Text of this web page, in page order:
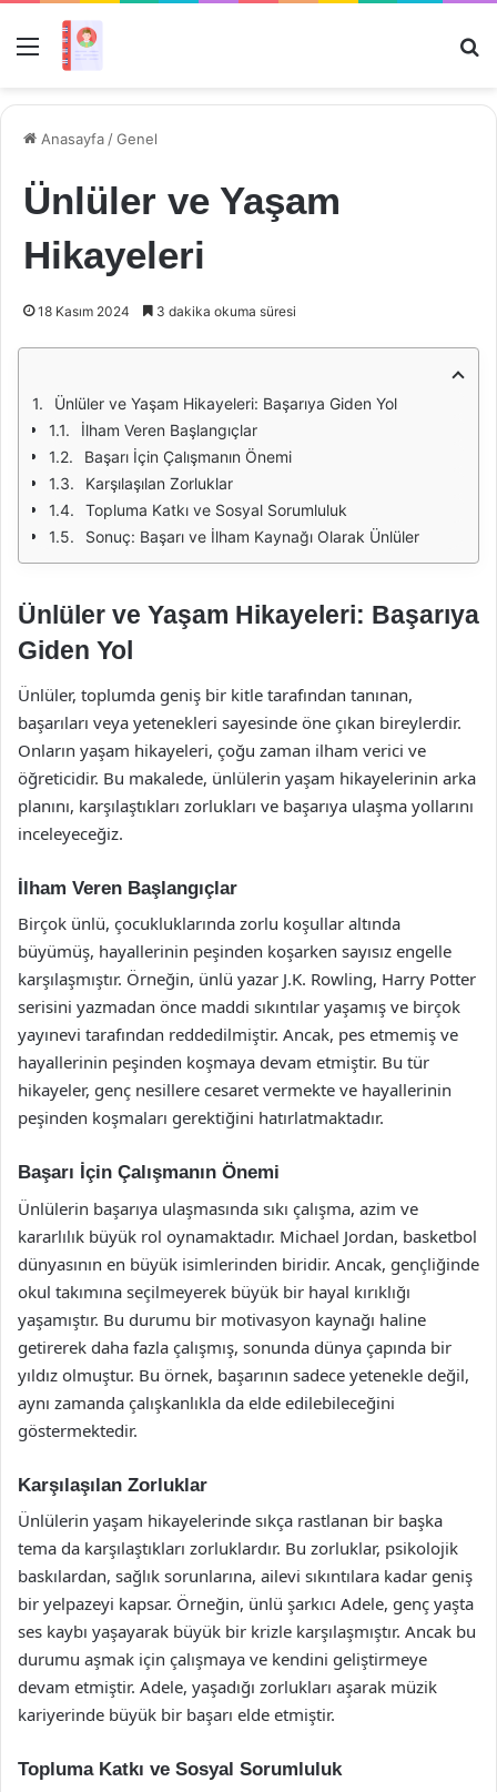
Menü
Anasayfa /Genel
Ünlüler ve Yaşam
Hikayeleri
18 Kasım 2024 3 dakika okuma süresi
Ünlüler ve Yaşam Hikayeleri: Başarıya Giden Yol
İlham Veren Başlangıçlar
Başarı İçin Çalışmanın Önemi
Karşılaşılan Zorluklar
Topluma Katkı ve Sosyal Sorumluluk
Sonuç: Başarı ve İlham Kaynağı Olarak Ünlüler
Ünlüler ve Yaşam Hikayeleri: Başarıya
Giden Yol
Ünlüler, toplumda geniş bir kitle tarafından tanınan,
başarıları veya yetenekleri sayesinde öne çıkan bireylerdir.
Onların yaşam hikayeleri, çoğu zaman ilham verici ve
öğreticidir. Bu makalede, ünlülerin yaşam hikayelerinin arka
planını, karşılaştıkları zorlukları ve başarıya ulaşma yollarını
inceleyeceğiz.
İlham Veren Başlangıçlar
Birçok ünlü, çocukluklarında zorlu koşullar altında
büyümüş, hayallerinin peşinden koşarken sayısız engelle
karşılaşmıştır. Örneğin, ünlü yazar J.K. Rowling, Harry Potter
serisini yazmadan önce maddi sıkıntılar yaşamış ve birçok
yayınevi tarafından reddedilmiştir. Ancak, pes etmemiş ve
hayallerinin peşinden koşmaya devam etmiştir. Bu tür
hikayeler, genç nesillere cesaret vermekte ve hayallerinin
peşinden koşmaları gerektiğini hatırlatmaktadır.
Başarı İçin Çalışmanın Önemi
Ünlülerin başarıya ulaşmasında sıkı çalışma, azim ve
kararlılık büyük rol oynamaktadır. Michael Jordan, basketbol
dünyasının en büyük isimlerinden biridir. Ancak, gençliğinde
okul takımına seçilmeyerek büyük bir hayal kırıklığı
yaşamıştır. Bu durumu bir motivasyon kaynağı haline
getirerek daha fazla çalışmış, sonunda dünya çapında bir
yıldız olmuştur. Bu örnek, başarının sadece yetenekle değil,
aynı zamanda çalışkanlıkla da elde edilebileceğini
göstermektedir.
Karşılaşılan Zorluklar
Ünlülerin yaşam hikayelerinde sıkça rastlanan bir başka
tema da karşılaştıkları zorluklardır. Bu zorluklar, psikolojik
baskılardan, sağlık sorunlarına, ailevi sıkıntılara kadar geniş
bir yelpazeyi kapsar. Örneğin, ünlü şarkıcı Adele, genç yaşta
ses kaybı yaşayarak büyük bir krizle karşılaşmıştır. Ancak bu
durumu aşmak için çalışmaya ve kendini geliştirmeye
devam etmiştir. Adele, yaşadığı zorlukları aşarak müzik
kariyerinde büyük bir başarı elde etmiştir.
Topluma Katkı ve Sosyal Sorumluluk